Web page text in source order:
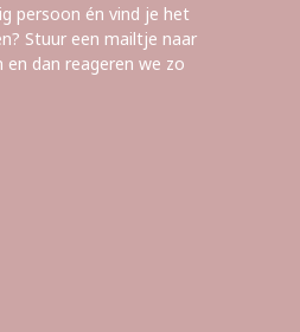
persoon én vind je het
Stuur een mailtje naar
dan reageren we zo